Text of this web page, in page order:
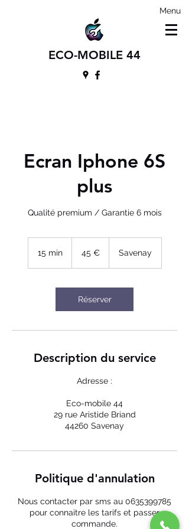
Menu
ECO-MOBILE 44
Ecran Iphone 6S
plus
Qualité premium / Garantie 6 mois
15 min1
i
45 € Savenay
Réserver
Description du service
Adresse :
Eco-mobile 44
29 rue Aristide Briand
44260 Savenay
Politique d'annulation
Nous contacter par sms au 0635399785
pour connaitre les tarifs et passer
commande.